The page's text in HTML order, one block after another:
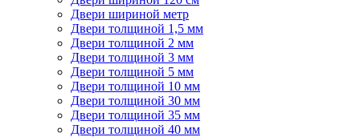
Двери шириной метр
Двери толщиной 1,5 мм
Двери толщиной 2 мм
Двери толщиной 3 мм
Двери толщиной 5 мм
Двери толщиной 10 мм
Двери толщиной 30 мм
Двери толщиной 35 мм
Двери толщиной 40 мм